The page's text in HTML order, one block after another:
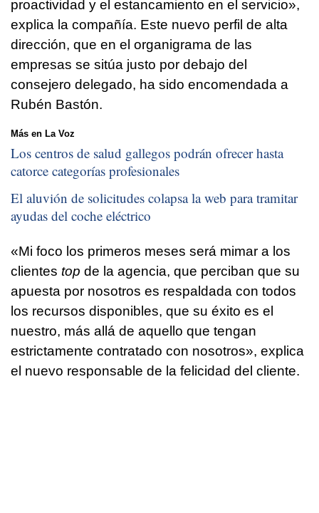
proactividad y el estancamiento en el servicio»,
explica la compañía. Este nuevo perfil de alta
dirección, que en el organigrama de las
empresas se sitúa justo por debajo del
consejero delegado, ha sido encomendada a
Rubén Bastón.
Más en La Voz
Los centros de salud gallegos podrán ofrecer hasta
catorce categorías profesionales
El aluvión de solicitudes colapsa la web para tramitar
ayudas del coche eléctrico
«Mi foco los primeros meses será mimar a los
clientes top de la agencia, que perciban que su
apuesta por nosotros es respaldada con todos
los recursos disponibles, que su éxito es el
nuestro, más allá de aquello que tengan
estrictamente contratado con nosotros», explica
el nuevo responsable de la felicidad del cliente.